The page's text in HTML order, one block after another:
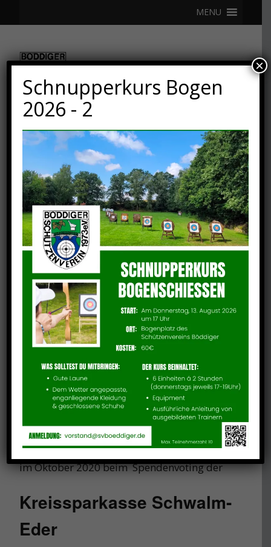
MENU
16. NOVEMBER 2020
✅ >>> Es ist vollbracht
<<< ✅
Vereinsvoting 2020
Nachdem wir im Sommer, im gefühlten
Votingmarathon der Spardabank Hessen,
zwar eine beachtliche Platzierung; Platz 8 von
leeren Händen aus dem Voting gegangen sind,
haben wir mit der gewonnenen Erfahrung
erneut Anlauf genommen und
im Oktober 2020 beim Spendenvoting der
Kreissparkasse Schwalm-
Eder
Schnupperkurs Bogen
2026 - 2
×